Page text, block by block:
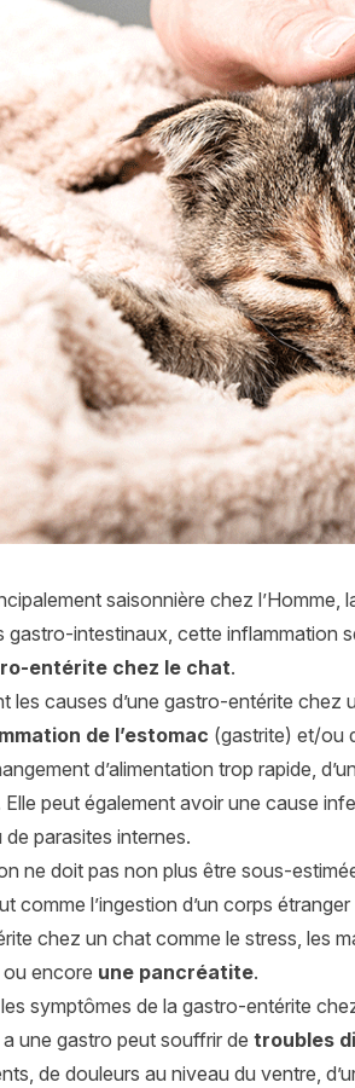
saisonnière chez
gastro-intestinaux, cette inflammation
entérite chez le chat.
les causes d’une gastro-entérite chez
de l’estomac (gastrite) et/ou
d’alimentation trop rapide,
Elle peut également avoir une cause
parasites internes.
ne doit pas non plus être sous-
comme l’ingestion d’un corps
chez un chat comme le stress, les
encore une pancréatite.
symptômes de la gastro-entérite
une gastro peut souffrir de troubles
de douleurs au niveau du ventre,